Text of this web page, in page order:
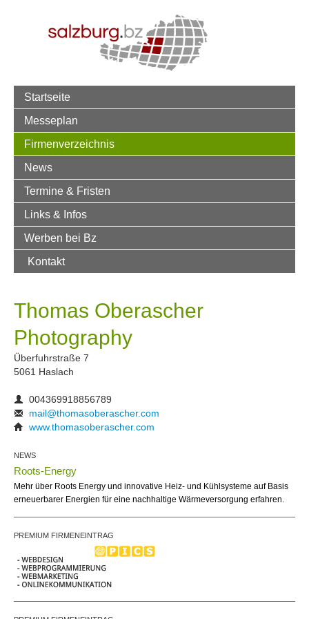
Startseite
Messeplan
Firmenverzeichnis
News
Termine & Fristen
Links & Infos
Werben bei Bz
Kontakt
Thomas Oberascher
Photography
Überfuhrstraße 7
5061 Haslach
004369918856789
mail@thomasoberascher.com
www.thomasoberascher.com
NEWS
Roots-Energy
Mehr über Roots Energy und innovative Heiz- und Kühlsysteme auf Basis
erneuerbarer Energien für eine nachhaltige Wärmeversorgung erfahren.
PREMIUM FIRMENEINTRAG